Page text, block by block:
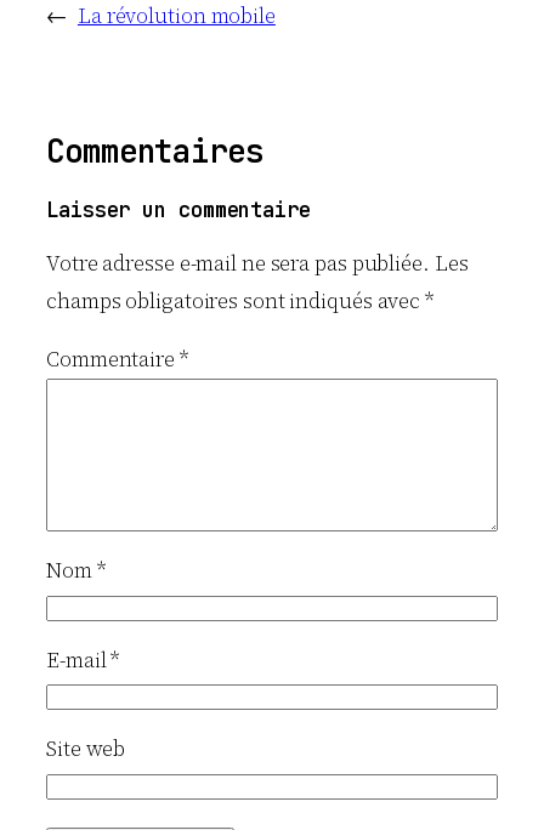
← La révolution mobile
Commentaires
Laisser un commentaire
Votre adresse e-mail ne sera pas publiée. Les
champs obligatoires sont indiqués avec*
Commentaire *
Nom*
E-mail*
Site web